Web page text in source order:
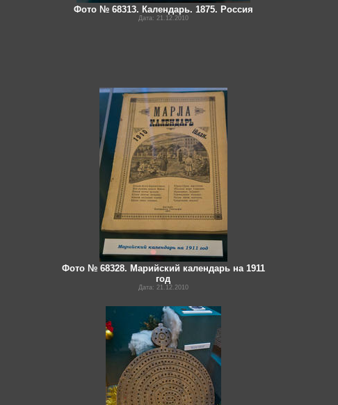
Фото № 68313. Календарь. 1875. Россия
Дата: 21.12.2010
Фото № 68328. Марийский календарь на 1911
год
Дата: 21.12.2010